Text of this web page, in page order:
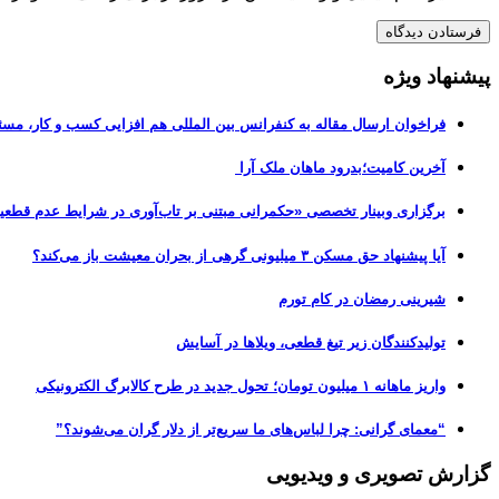
پیشنهاد ویژه
فراخوان ارسال مقاله به کنفرانس بین المللی هم افزایی کسب و کار،
آخرین کامیت؛بدرود ماهان ملک آرا
برگزاری وبینار تخصصی «حکمرانی مبتنی بر تاب‌آوری در شرایط عدم
آیا پیشنهاد حق مسکن ۳ میلیونی گرهی از بحران معیشت باز می‌کند؟
شیرینی رمضان در کام تورم
تولیدکنندگان زیر تیغ قطعی، ویلاها در آسایش
واریز ماهانه ۱ میلیون تومان؛ تحول جدید در طرح کالابرگ الکترونیکی
“معمای گرانی: چرا لباس‌های ما سریع‌تر از دلار گران می‌شوند؟”
گزارش تصویری و ویدیویی